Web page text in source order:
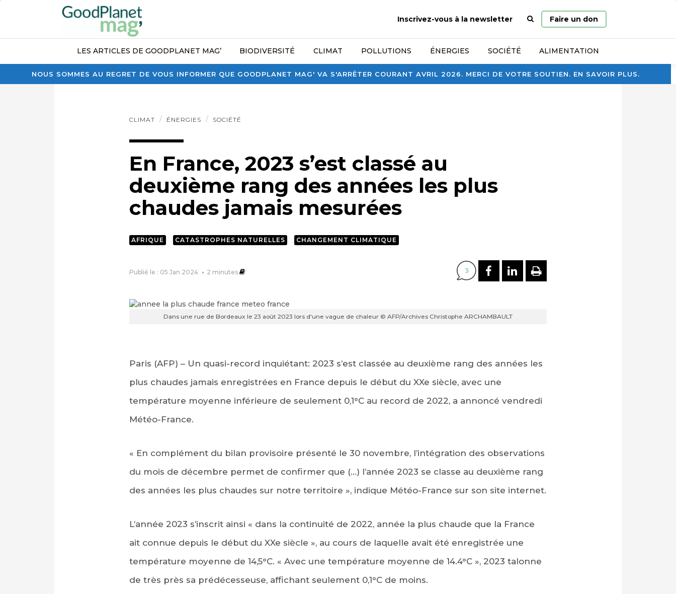
NOUS SOMMES AU REGRET DE VOUS INFORMER QUE GOODPLANET MAG' VA S'ARRÊTER COURANT AVRIL 2026. MERCI DE VOTRE SOUTIEN. EN SAVOIR PLUS.
Inscrivez-vous à la newsletter
Page
d’accueil
Faire un don
LES ARTICLES DE GOODPLANET MAG’ BIODIVERSITÉ CLIMAT POLLUTIONS ÉNERGIES SOCIÉTÉ ALIMENTATION
CLIMAT ÉNERGIES SOCIÉTÉ
En France, 2023 s’est classé au
deuxième rang des années les plus
chaudes jamais mesurées
AFRIQUE CATASTROPHES NATURELLES CHANGEMENT CLIMATIQUE
Publié le : 05 Jan 2024 2 minutes 3 PARTAGER SUR FACEBOOK
PARTAGER SUR
IMPRIMER
Dans une rue de Bordeaux le 23 août 2023 lors d'une vague de chaleur © AFP/Archives Christophe ARCHAMBAULT
Paris (AFP) – Un quasi-record inquiétant: 2023 s’est classée au deuxième rang des années les
plus chaudes jamais enregistrées en France depuis le début du XXe siècle, avec une
température moyenne inférieure de seulement 0,1°C au record de 2022, a annoncé vendredi
Météo-France.
« En complément du bilan provisoire présenté le 30 novembre, l’intégration des observations
du mois de décembre permet de confirmer que (…) l’année 2023 se classe au deuxième rang
des années les plus chaudes sur notre territoire », indique Météo-France sur son site internet.
L’année 2023 s’inscrit ainsi « dans la continuité de 2022, année la plus chaude que la France
ait connue depuis le début du XXe siècle », au cours de laquelle avait été enregistrée une
température moyenne de 14,5°C. « Avec une température moyenne de 14.4°C », 2023 talonne
de très près sa prédécesseuse, affichant seulement 0,1°C de moins.